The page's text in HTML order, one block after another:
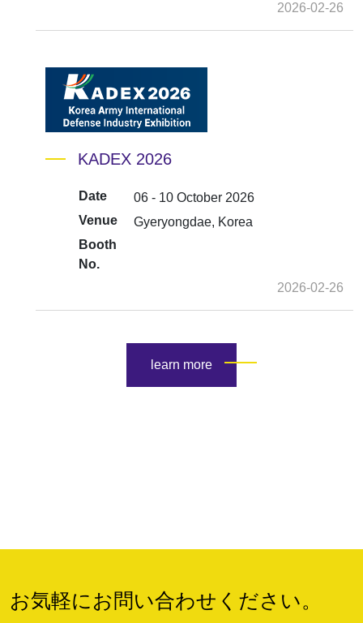
2026-02-26
KADEX 2026
Date
06 - 10 October 2026
Venue
Gyeryongdae, Korea
Booth
No.
2026-02-26
learn more
お気軽にお問い合わせください。